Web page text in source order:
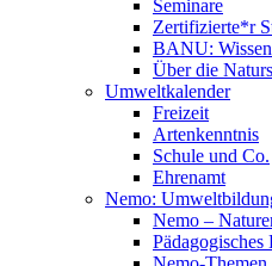
Seminare
Zertifizierte*r
BANU:
Über die
Umweltkalender
Freizeit
Artenkenntnis
Schule und Co.
Ehrenamt
Nemo:
Nemo –
Pädagogisches